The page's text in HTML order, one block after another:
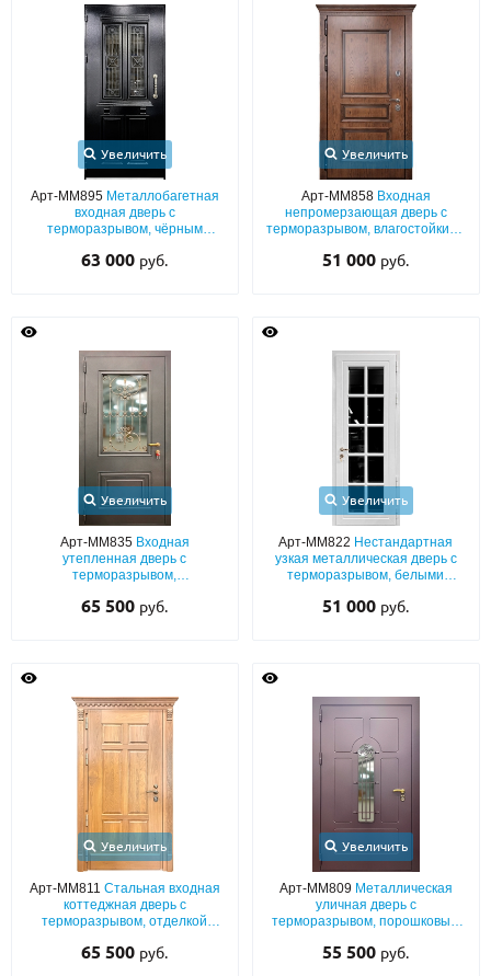
Увеличить
Арт-ММ895 Металлобагетная
входная дверь с
терморазрывом, чёрным
стёклами и решётками
63 000 руб.
Увеличить
Арт-ММ858 Входная
непромерзающая дверь с
терморазрывом, влагостойкими
раскладом и карнизом
51 000 руб.
Увеличить
Арт-ММ835 Входная
утепленная дверь с
терморазрывом,
напылением, остеклением и
65 500 руб.
Увеличить
Арт-ММ822 Нестандартная
узкая металлическая дверь с
терморазрывом, белыми
максимальным остеклением
51 000 руб.
Увеличить
Арт-ММ811 Стальная входная
коттеджная дверь с
терморазрывом, отделкой
65 500 руб.
Увеличить
Арт-ММ809 Металлическая
уличная дверь с
терморазрывом, порошковым
выдавленным рисунком,
55 500 руб.